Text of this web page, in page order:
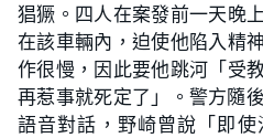
猖獗。四人在案發前一天晚
在該車輛內，迫使他陷入精
作很慢，因此要他跳河「受
再惹事就死定了」。警方隨
語音對話，野崎曾說「即